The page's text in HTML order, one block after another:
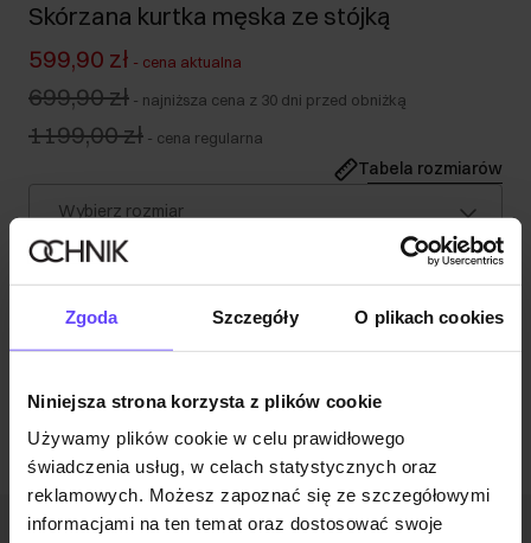
Zgoda Szczegóły O plikach cookies
Niniejsza strona korzysta z plików cookie
Używamy plików cookie w celu prawidłowego
świadczenia usług, w celach statystycznych oraz
reklamowych. Możesz zapoznać się ze szczegółowymi
informacjami na ten temat oraz dostosować swoje
Skórzana kurtka męska ze stójką
599,90 zł - cena aktualna
699,90 zł - najniższa cena z 30 dni przed obniżką
1199,00 zł - cena regularna
Tabela rozmiarów
Wybierz rozmiar
Wysyłka w 1 dzień roboczy